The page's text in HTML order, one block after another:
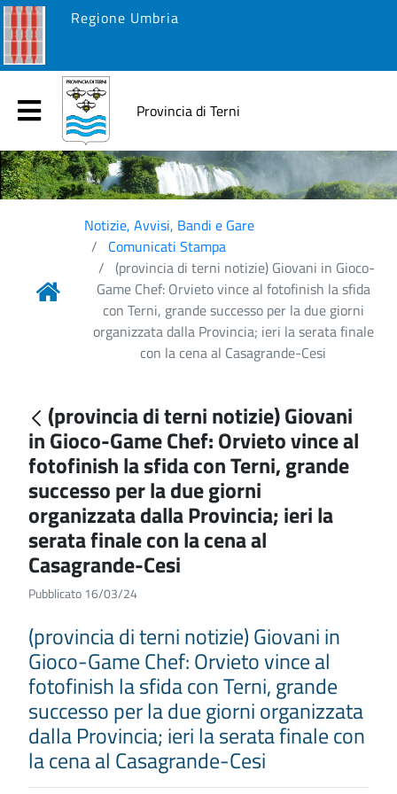
Regione Umbria
Provincia di Terni
Notizie, Avvisi, Bandi e Gare
Comunicati Stampa
(provincia di terni notizie) Giovani in Gioco-
Game Chef: Orvieto vince al fotofinish la sfida
con Terni, grande successo per la due giorni
organizzata dalla Provincia; ieri la serata finale
con la cena al Casagrande-Cesi
(provincia di terni notizie) Giovani
in Gioco-Game Chef: Orvieto vince al
fotofinish la sfida con Terni, grande
successo per la due giorni
organizzata dalla Provincia; ieri la
serata finale con la cena al
Casagrande-Cesi
Pubblicato 16/03/24
(provincia di terni notizie) Giovani in
Gioco-Game Chef: Orvieto vince al
fotofinish la sfida con Terni, grande
successo per la due giorni organizzata
dalla Provincia; ieri la serata finale con
la cena al Casagrande-Cesi